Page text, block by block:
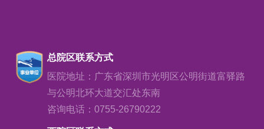
总院区联系方式
医院地址：广东省深圳市光明区公明街道富驿路
与公明北环大道交汇处东南
咨询电话：0755-26790222